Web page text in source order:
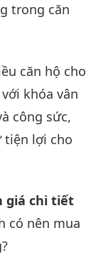
trong căn
căn hộ cho
khóa vân
công sức,
tiện lợi cho
giá chi tiết
có nên mua